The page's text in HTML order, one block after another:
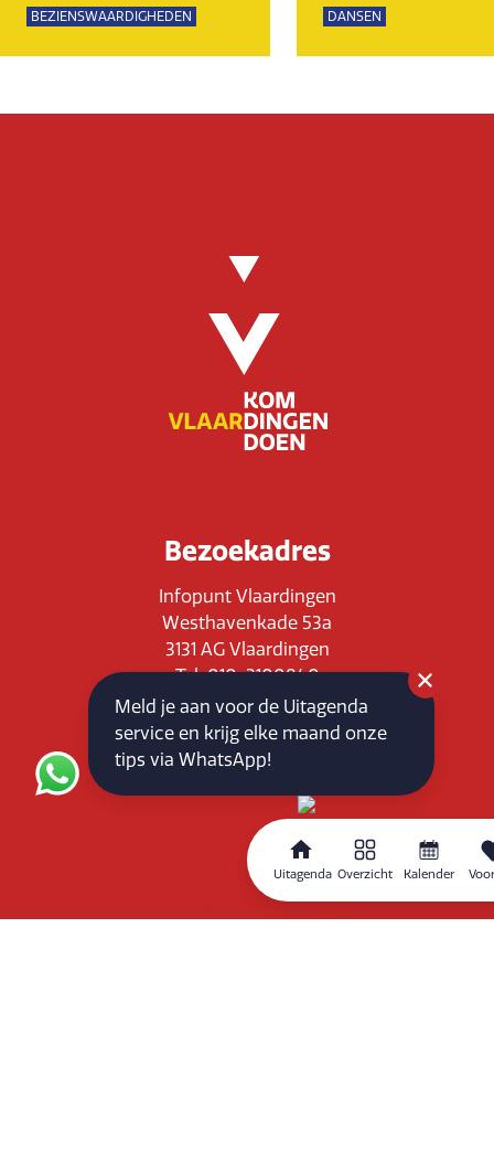
Uitagenda Overzicht Kalender
BEZIENSWAARDIGHEDEN DANSEN
Bezoekadres
Infopunt Vlaardingen
Westhavenkade 53a
3131 AG Vlaardingen
Tel: 010-3100840
E-mail: info@vlaardingenpartners.nl
KvK: 71555544
BTW : NL858760939B01
Routeplanner
Meld je aan voor de Uitagenda
service en krijg elke maand onze
tips via WhatsApp!